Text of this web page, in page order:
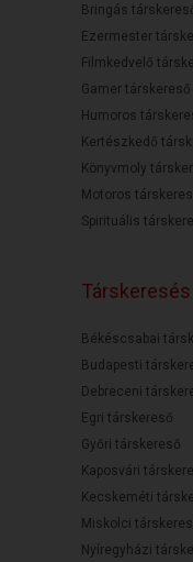
Bringás
Ezermester
Filmkedvelő
Gamer társkereső
Humoros
Kertészkedő
Könyvmoly
Motoros
Spirituális
Békéscsabai
Budapesti
Debreceni
Egri társkereső
Győri társkereső
Kaposvári
Kecskeméti
Miskolci
Nyíregyházi